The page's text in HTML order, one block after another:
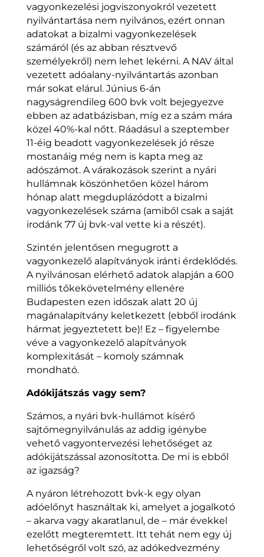
vagyonkezelési jogviszonyokról vezetett
nyilvántartása nem nyilvános, ezért onnan
adatokat a bizalmi vagyonkezelések
számáról (és az abban résztvevő
személyekről) nem lehet lekérni. A NAV által
vezetett adóalany-nyilvántartás azonban
már sokat elárul. Június 6-án
nagyságrendileg 600 bvk volt bejegyezve
ebben az adatbázisban, míg ez a szám mára
közel 40%-kal nőtt. Ráadásul a szeptember
11-éig beadott vagyonkezelések jó része
mostanáig még nem is kapta meg az
adószámot. A várakozások szerint a nyári
hullámnak köszönhetően közel három
hónap alatt megduplázódott a bizalmi
vagyonkezelések száma (amiből csak a saját
irodánk 77 új bvk-val vette ki a részét).
Szintén jelentősen megugrott a
vagyonkezelő alapítványok iránti érdeklődés.
A nyilvánosan elérhető adatok alapján a 600
milliós tőkekövetelmény ellenére
Budapesten ezen időszak alatt 20 új
magánalapítvány keletkezett (ebből irodánk
hármat jegyeztetett be)! Ez – figyelembe
véve a vagyonkezelő alapítványok
komplexitását – komoly számnak
mondható.
Adókijátszás vagy sem?
Számos, a nyári bvk-hullámot kísérő
sajtómegnyilvánulás az addig igénybe
vehető vagyontervezési lehetőséget az
adókijátszással azonosította. De mi is ebből
az igazság?
A nyáron létrehozott bvk-k egy olyan
adóelőnyt használtak ki, amelyet a jogalkotó
– akarva vagy akaratlanul, de – már évekkel
ezelőtt megteremtett. Itt tehát nem egy új
lehetőségről volt szó, az adókedvezmény